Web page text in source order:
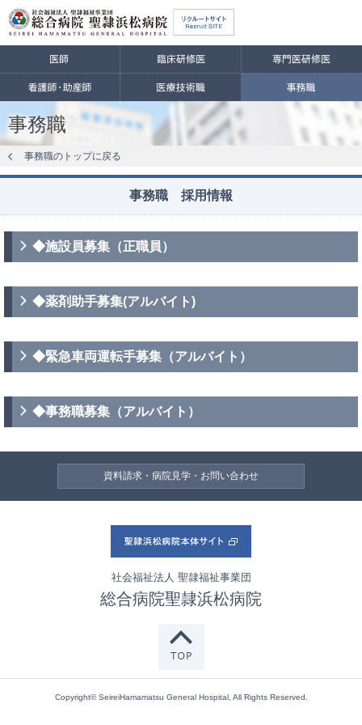
事務職
事務職のトップに戻る
事務職 採用情報
◆施設員募集（正職員）
◆薬剤助手募集(アルバイト)
◆緊急車両運転手募集（アルバイト）
◆事務職募集（アルバイト）
資料請求・病院見学・お問い合わせ
社会福祉法人 聖隷福祉事業団
総合病院聖隷浜松病院
Copyright© SeireiHamamatsu General Hospital, All Rights Reserved.